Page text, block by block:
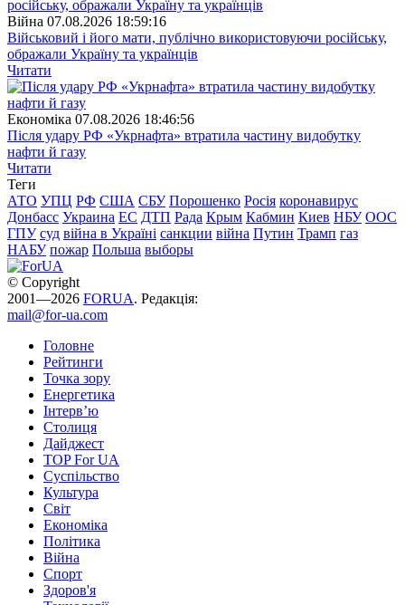
Війна 07.08.2026 18:59:16
Військовий і його мати, публічно використовуючи російську,
ображали Україну та українців
Читати
Економіка 07.08.2026 18:46:56
Після удару РФ «Укрнафта» втратила частину видобутку
нафти й газу
Читати
Теги
АТО УПЦ РФ США СБУ Порошенко Росія коронавирус
Донбасс Украина ЕС ДТП Рада Крым Кабмин Киев НБУ ООС
ГПУ суд війна в Україні санкции війна Путин Трамп газ
НАБУ пожар Польша выборы
© Copyright
2001—2026 FORUA. Редакція:
mail@for-ua.com
Головне
Рейтинги
Точка зору
Енергетика
Інтерв’ю
Столиця
Дайджест
TOP For UA
Суспiльство
Культура
Світ
Економіка
Політика
Війна
Спорт
Здоров'я